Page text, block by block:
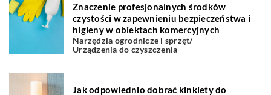
Znaczenie profesjonalnych środków
czystości w zapewnieniu bezpieczeństwa i
higieny w obiektach komercyjnych
Narzędzia ogrodnicze i sprzęt/
Urządzenia do czyszczenia
Jak odpowiednio dobrać kinkiety do